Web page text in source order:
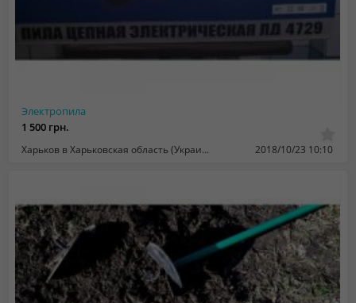
Электропила
1 500 грн.
Харьков в Харьковская область (Украина) 2018/10/23 10:10